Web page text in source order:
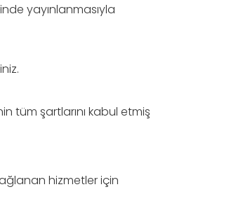
yayınlanmasıyla
tüm şartlarını kabul etmiş
hizmetler için